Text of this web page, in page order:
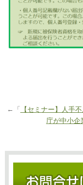
←「 【セミナー】人手
庁が中小企